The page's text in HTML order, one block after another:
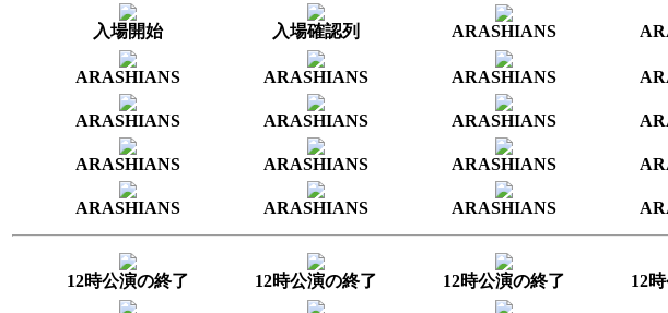
入場開始 入場確認列 ARASHIANS
ARASHIANS ARASHIANS ARASHIANS
ARASHIANS ARASHIANS ARASHIANS
ARASHIANS ARASHIANS ARASHIANS
ARASHIANS ARASHIANS ARASHIANS
12時公演の終了 12時公演の終了 12時公演の終了 12